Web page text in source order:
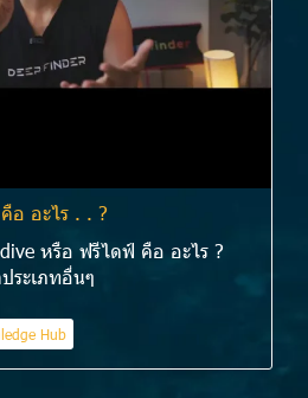
อ อะไร . . ?
หรือ ฟรีไดฟ์ คือ อะไร ?
ระเภทอื่นๆ
Hub